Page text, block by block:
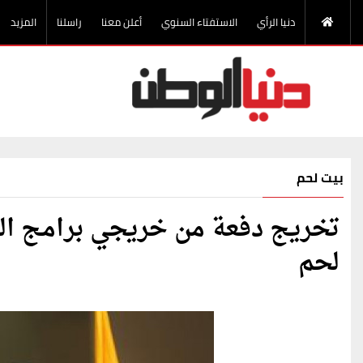
دنيا الرأي الاستفتاء السنوي أعلن معنا راسلنا المزيد
بيت لحم
تخريج دفعة من خريجي برامج
لحم